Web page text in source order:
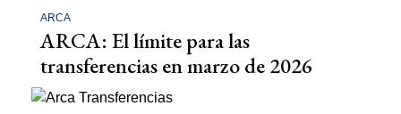
ARCA
ARCA: El límite para las
transferencias en marzo de 2026